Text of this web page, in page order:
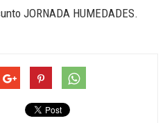
JORNADA HUMEDADES.